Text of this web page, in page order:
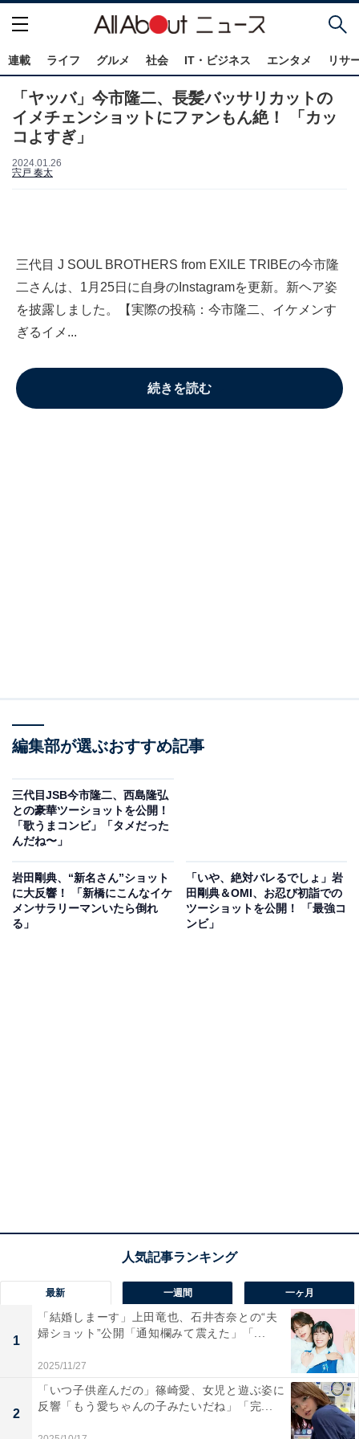
連載 ライフ グルメ 社会 IT・ビジネス エンタメ リサ
「ヤッバ」今市隆二、長髪バッサリカットの
イメチェンショットにファンもん絶！ 「カッ
コよすぎ」
2024.01.26
宍戸 奏太
三代目 J SOUL BROTHERS from EXILE TRIBEの今市隆
二さんは、1月25日に自身のInstagramを更新。新ヘア姿
を披露しました。【実際の投稿：今市隆二、イケメンす
ぎるイメ...
続きを読む
編集部が選ぶおすすめ記事
三代目JSB今市隆二、西島隆弘
との豪華ツーショットを公開！
「歌うまコンビ」「タメだった
んだね〜」
岩田剛典、“新名さん”ショット
に大反響！ 「新橋にこんなイケ
メンサラリーマンいたら倒れ
る」
「いや、絶対バレるでしょ」岩
田剛典＆OMI、お忍び初詣での
ツーショットを公開！ 「最強コ
ンビ」
最新 一週間 一ヶ月
1
「結婚しまーす」上田竜也、石井杏奈との“夫
婦ショット”公開「通知欄みて震えた」「...
2025/11/27
2
「いつ子供産んだの」篠崎愛、女児と遊ぶ姿に
反響「もう愛ちゃんの子みたいだね」「完...